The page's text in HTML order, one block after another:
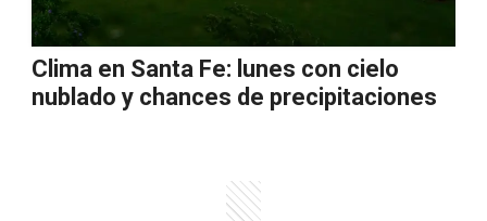
Clima en Santa Fe: lunes con cielo
nublado y chances de precipitaciones